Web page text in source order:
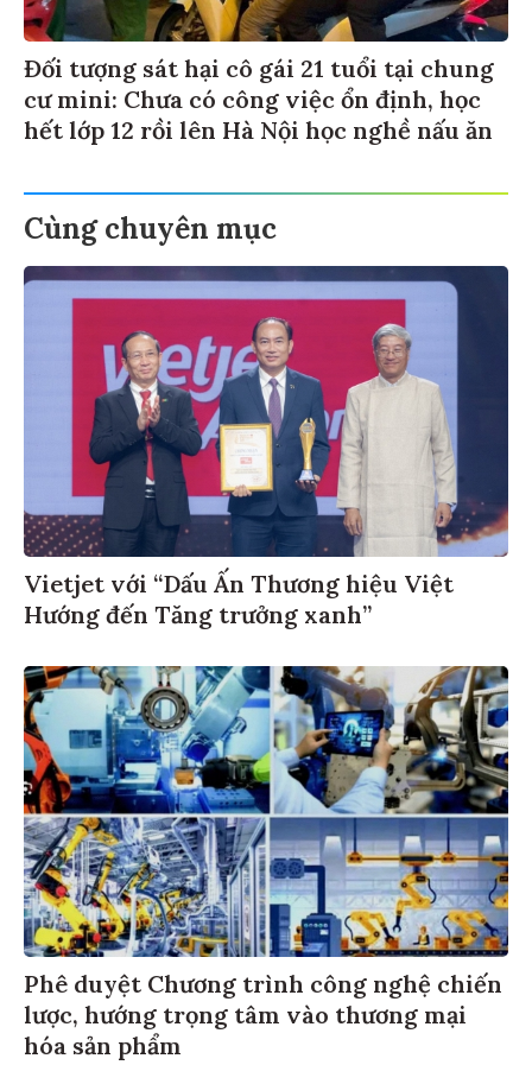
Đối tượng sát hại cô gái 21 tuổi tại chung
cư mini: Chưa có công việc ổn định, học
hết lớp 12 rồi lên Hà Nội học nghề nấu ăn
Cùng chuyên mục
Vietjet với “Dấu Ấn Thương hiệu Việt
Hướng đến Tăng trưởng xanh”
Phê duyệt Chương trình công nghệ chiến
lược, hướng trọng tâm vào thương mại
hóa sản phẩm